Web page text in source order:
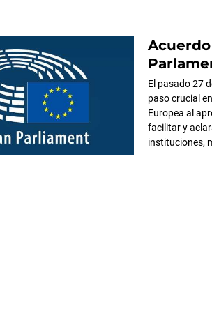
El pasado 27
paso crucial
Europea al
facilitar y
instituciones,